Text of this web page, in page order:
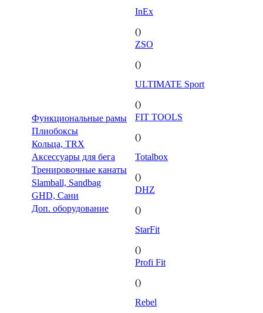
Функциональные рамы
Плиобоксы
Кольца, TRX
Аксессуары для бега
Тренировочные канаты
Slamball, Sandbag
GHD, Сани
Доп. оборудование
InEx
()
ZSO
()
ULTIMATE Sport
()
FIT TOOLS
()
Totalbox
()
DHZ
()
StarFit
()
Profi Fit
()
Rebel